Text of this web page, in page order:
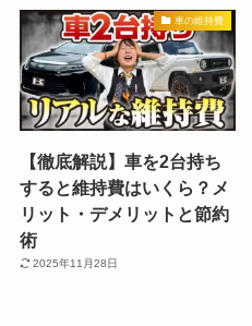
車の維持費
【徹底解説】車を2台持ち
すると維持費はいくら？メ
リット・デメリットと節約
術
2025年11月28日